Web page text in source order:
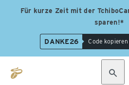
Für kurze Zeit mit der
sparen!*
DANKE26 Code kopieren